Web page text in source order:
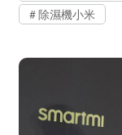
除濕機小米